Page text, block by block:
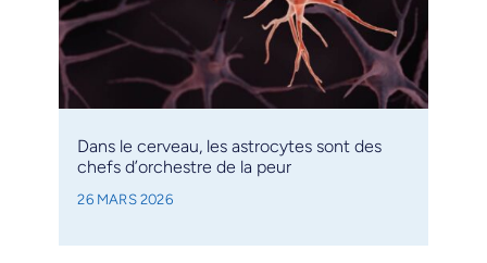
Dans le cerveau, les astrocytes sont des
chefs d’orchestre de la peur
26 MARS 2026